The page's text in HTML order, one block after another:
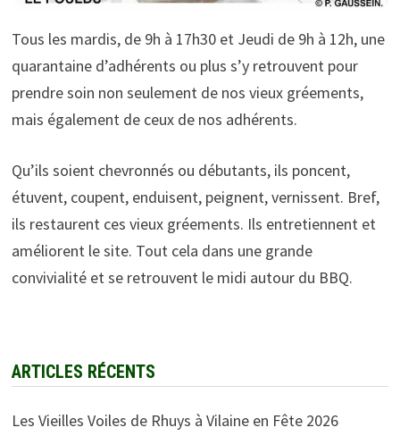
Tous les mardis, de 9h à 17h30 et Jeudi de 9h à 12h, une
quarantaine d’adhérents ou plus s’y retrouvent pour
prendre soin non seulement de nos vieux gréements,
mais également de ceux de nos adhérents.
Qu’ils soient chevronnés ou débutants, ils poncent,
étuvent, coupent, enduisent, peignent, vernissent. Bref,
ils restaurent ces vieux gréements. Ils entretiennent et
améliorent le site. Tout cela dans une grande
convivialité et se retrouvent le midi autour du BBQ.
ARTICLES RÉCENTS
Les Vieilles Voiles de Rhuys à Vilaine en Fête 2026